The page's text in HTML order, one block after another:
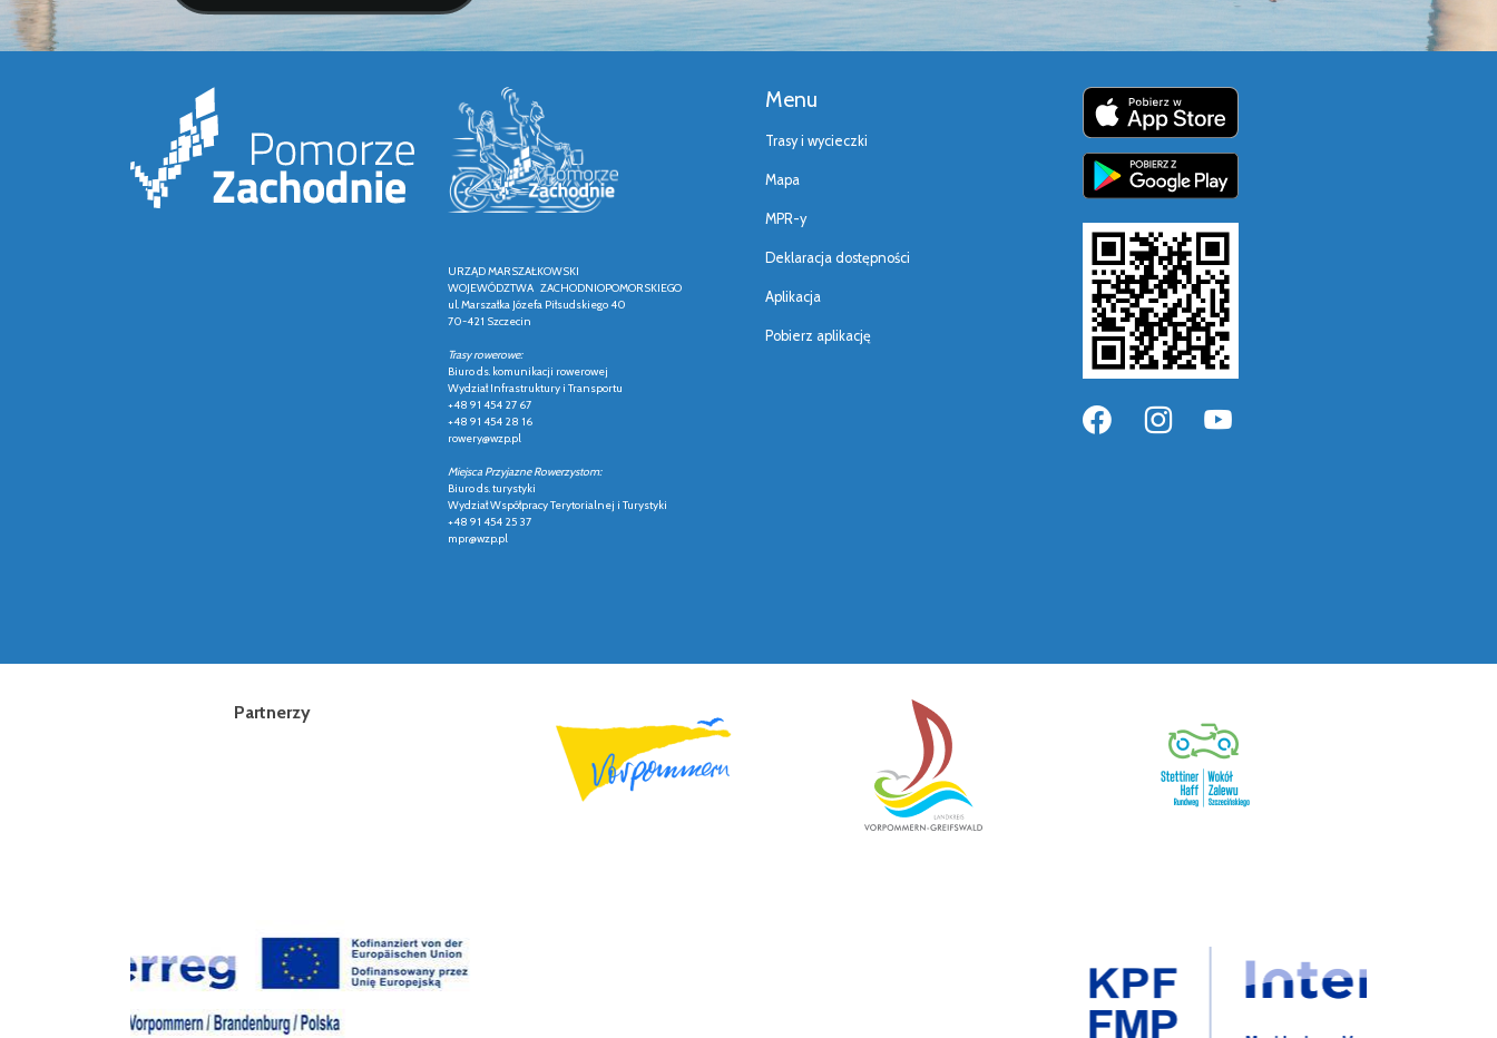
URZĄD MARSZAŁKOWSKI
WOJEWÓDZTWA ZACHODNIOPOMORSKIEGO
ul. Marszałka Józefa Piłsudskiego 40
70-421 Szczecin
Trasy rowerowe:
Biuro ds. komunikacji rowerowej
Wydział Infrastruktury i Transportu
+48 91 454 27 67
+48 91 454 28 16
rowery@wzp.pl
Miejsca Przyjazne Rowerzystom:
Biuro ds. turystyki
Wydział Współpracy Terytorialnej i Turystyki
+48 91 454 25 37
mpr@wzp.pl
Menu
Trasy i wycieczki
Mapa
MPR-y
Deklaracja dostępności
Aplikacja
Pobierz aplikację
Partnerzy